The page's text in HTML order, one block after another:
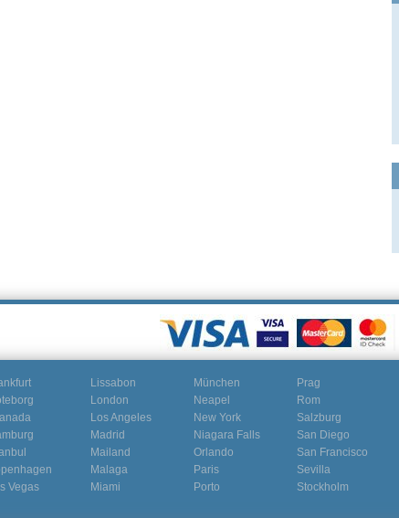
Vegas
Lissabon
London
Los Angeles
Madrid
Mailand
Malaga
Miami
München
Neapel
New York
Niagara Falls
Orlando
Paris
Porto
Prag
Rom
Salzburg
San Diego
San Francisco
Sevilla
Stockholm